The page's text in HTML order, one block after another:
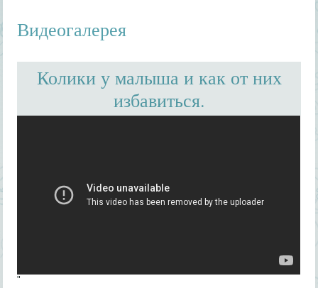
Видеогалерея
Колики у малыша и как от них
избавиться.
"